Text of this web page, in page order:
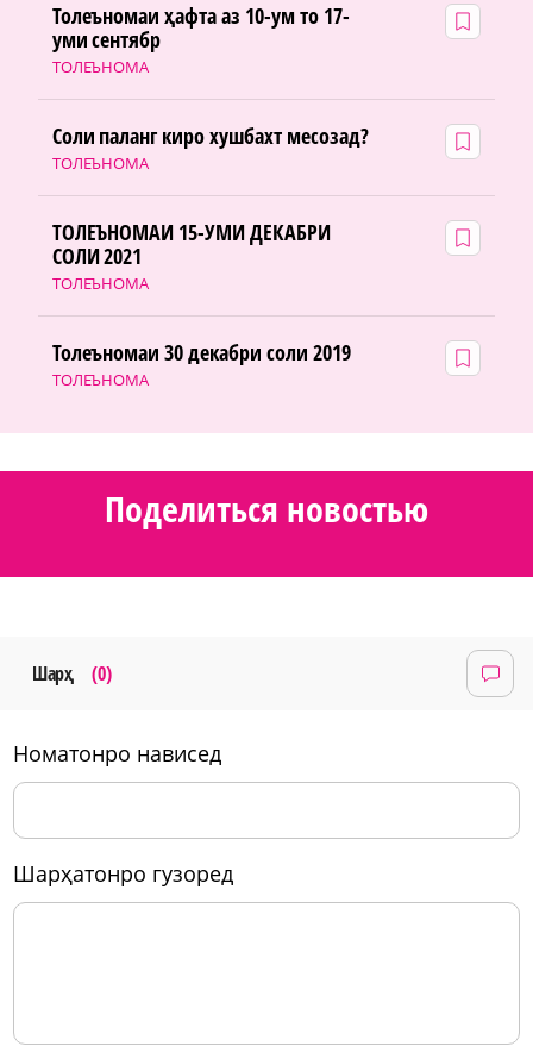
ТОЛЕЪНОМА
Толеъномаи ҳафта аз 10-ум то 17-
уми сентябр
ТОЛЕЪНОМА
Соли паланг киро хушбахт месозад?
ТОЛЕЪНОМА
ТОЛЕЪНОМАИ 15-УМИ ДЕКАБРИ
СОЛИ 2021
ТОЛЕЪНОМА
Толеъномаи 30 декабри соли 2019
Поделиться новостью
Шарҳ (0)
номатонро нависед
шарҳатонро гузоред